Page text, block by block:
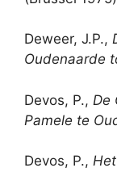
Deweer, J.P.,
Oudenaarde
Devos, P., De
Pamele te
Devos, P.,